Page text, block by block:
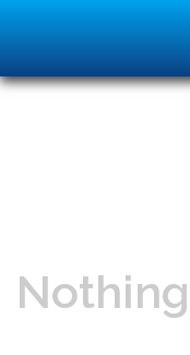
content